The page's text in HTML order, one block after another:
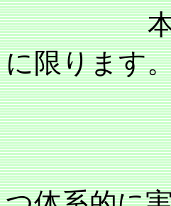
本助成金
に限ります
職業訓